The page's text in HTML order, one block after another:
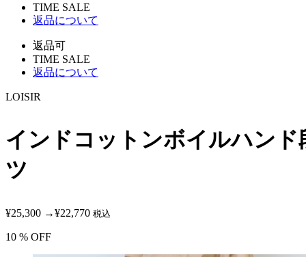
TIME SALE
返品について
返品可
TIME SALE
返品について
LOISIR
インドコットンボイルハン
ツ
¥25,300 →¥22,770 税込
10 % OFF